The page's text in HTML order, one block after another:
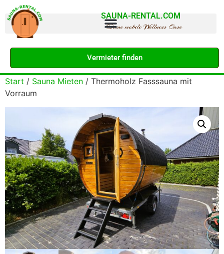
SAUNA-RENTAL.COM
Deine mobile Wellness Oase
Vermieter finden
Start / Sauna Mieten / Thermoholz Fasssauna mit
Vorraum